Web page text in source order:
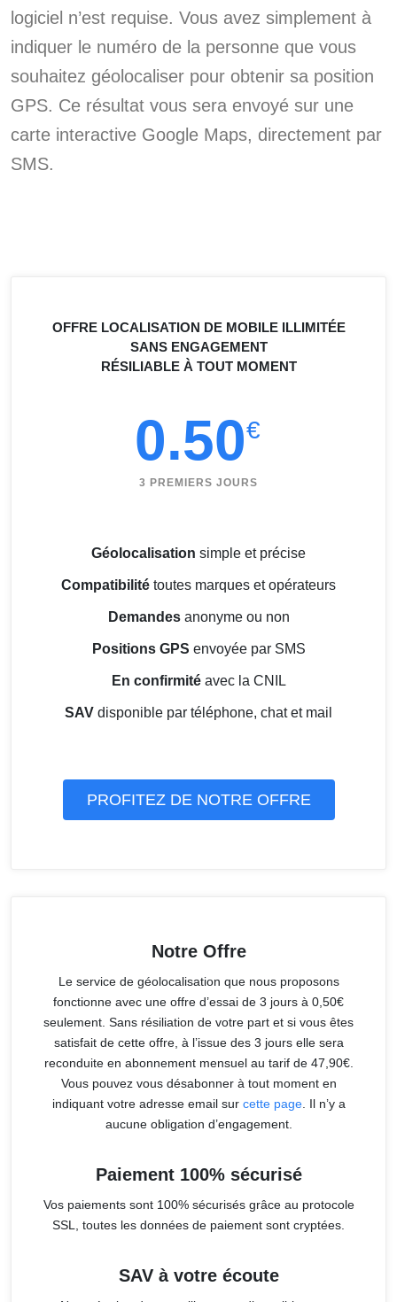
logiciel n’est requise. Vous avez simplement à
indiquer le numéro de la personne que vous
souhaitez géolocaliser pour obtenir sa position
GPS. Ce résultat vous sera envoyé sur une
carte interactive Google Maps, directement par
SMS.
OFFRE LOCALISATION DE MOBILE ILLIMITÉE
SANS ENGAGEMENT
RÉSILIABLE À TOUT MOMENT
0.50€
3 PREMIERS JOURS
Géolocalisation simple et précise
Compatibilité toutes marques et opérateurs
Demandesanonyme ou non
Positions GPS envoyée par SMS
En confirmitéavec la CNIL
SAV disponible par téléphone, chat et mail
PROFITEZ DE NOTRE OFFRE
Notre Offre
Le service de géolocalisation que nous proposons
fonctionne avec une offre d’essai de 3 jours à 0,50€
seulement. Sans résiliation de votre part et si vous êtes
satisfait de cette offre, à l’issue des 3 jours elle sera
reconduite en abonnement mensuel au tarif de 47,90€.
Vous pouvez vous désabonner à tout moment en
indiquant votre adresse email sur cette page. Il n’y a
aucune obligation d’engagement.
Paiement 100% sécurisé
Vos paiements sont 100% sécurisés grâce au protocole
SSL, toutes les données de paiement sont cryptées.
SAV à votre écoute